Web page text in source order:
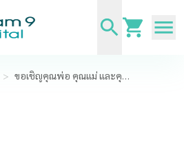
> ขอเชิญคุณพ่อ คุณแม่ และคุณหนูๆ ร่วมกิจกรรม “KIDS FOR FUN สนุกคิด..สนุกเล่น”